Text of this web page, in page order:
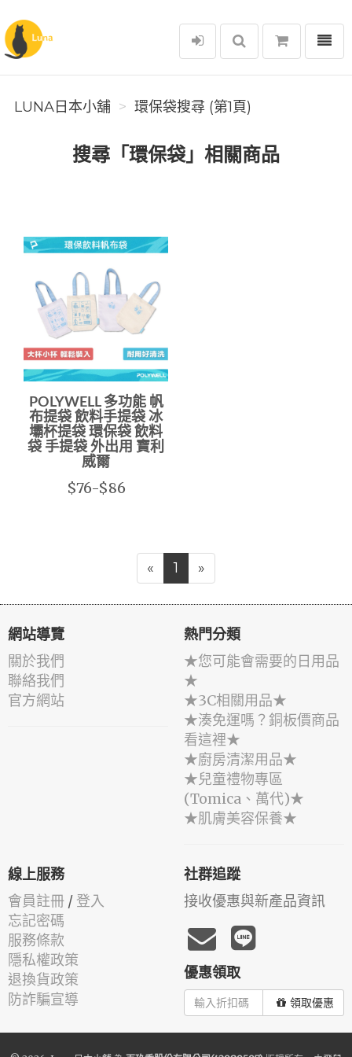
Luna日本小舖
選單
LUNA日本小舖 環保袋搜尋 (第1頁)
搜尋「環保袋」相關商品
POLYWELL 多功能 帆
布提袋 飲料手提袋 冰
壩杯提袋 環保袋 飲料
袋 手提袋 外出用 寶利
威爾
$76-$86
« 1 »
網站導覽
關於我們
聯絡我們
官方網站
熱門分類
★您可能會需要的日用品
★
★3C相關用品★
★湊免運嗎？銅板價商品
看這裡★
★廚房清潔用品★
★兒童禮物專區
(Tomica、萬代)★
★肌膚美容保養★
線上服務
會員註冊 / 登入
忘記密碼
服務條款
隱私權政策
退換貨政策
防詐騙宣導
社群追蹤
接收優惠與新產品資訊
優惠領取
領取優惠